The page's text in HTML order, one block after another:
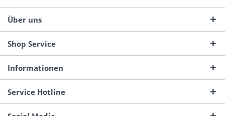
Über uns
Shop Service
Informationen
Service Hotline